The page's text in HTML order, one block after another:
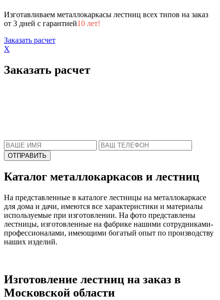
Изготавливаем металлокаркасы лестниц всех типов на заказ
от 3 дней с гарантией10 лет!
Заказать расчет
X
Заказать расчет
Каталог металлокаркасов и лестниц
На представленные в каталоге лестницы на металлокаркасе
для дома и дачи, имеются все характеристики и материалы
используемые при изготовлении. На фото представлены
лестницы, изготовленные на фабрике нашими сотрудниками-
профессионалами, имеющими богатый опыт по производству
наших изделий.
Изготовление лестниц на заказ в
Московской области